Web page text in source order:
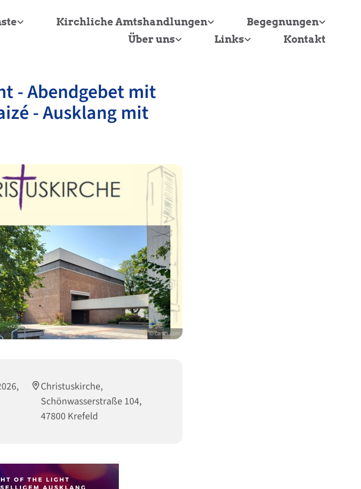
Kirchliche Amtshandlungen
Begegnungen
Über uns
Links Kontakt
- Abendgebet mit
- Ausklang mit
© canva.com
Christuskirche,
Schönwasserstraße 104,
47800 Krefeld